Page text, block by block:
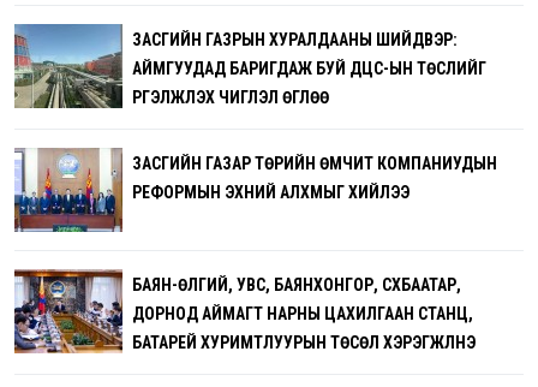
ЗАСГИЙН ГАЗРЫН ХУРАЛДААНЫ ШИЙДВЭР:
АЙМГУУДАД БАРИГДАЖ БУЙ ДЦС-ЫН ТӨСЛИЙГ
ҮРГЭЛЖҮҮЛЭХ ЧИГЛЭЛ ӨГЛӨӨ
ЗАСГИЙН ГАЗАР ТӨРИЙН ӨМЧИТ КОМПАНИУДЫН
РЕФОРМЫН ЭХНИЙ АЛХМЫГ ХИЙЛЭЭ
БАЯН-ӨЛГИЙ, УВС, БАЯНХОНГОР, СҮХБААТАР,
ДОРНОД АЙМАГТ НАРНЫ ЦАХИЛГААН СТАНЦ,
БАТАРЕЙ ХУРИМТЛУУРЫН ТӨСӨЛ ХЭРЭГЖҮҮЛНЭ